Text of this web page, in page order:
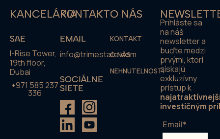
KANCELÁRIA
SAE
I-Rise Tower,
19th floor,
Dubai
+971 585 237
336
KONTAKT
EMAIL
info@trimestate.com
SOCIÁLNE
SIETE
O NÁS
KONTAKT
O NÁS
NEHNUTELNOSTI
Prihláste sa
na náš
newsletter a
buďte medzi
prvými, ktorí
získajú
exkluzívny
prístup k
investičným
Email*